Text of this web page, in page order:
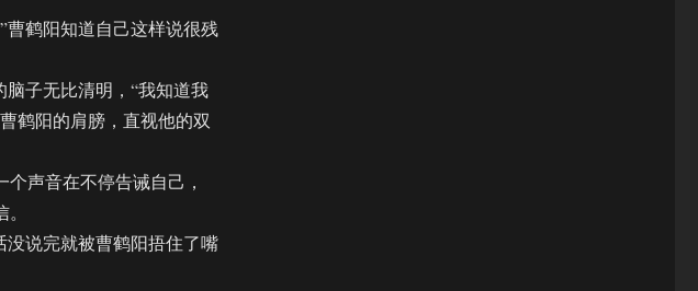
鹤阳知道自己这样说很残
子无比清明，“我知道我
鹤阳的肩膀，直视他的双
声音在不停告诫自己，
说完就被曹鹤阳捂住了嘴